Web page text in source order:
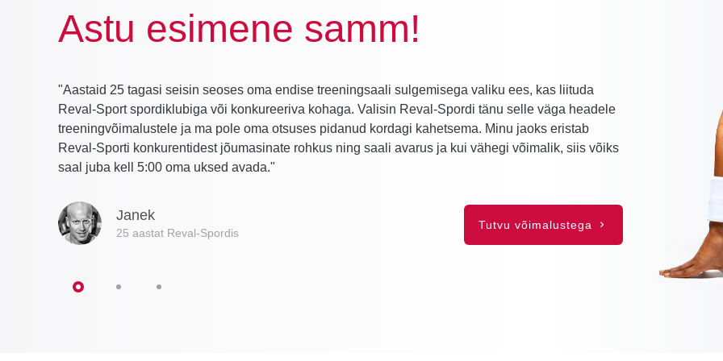
Astu esimene samm!
"Aastaid 25 tagasi seisin seoses oma endise treeningsaali sulgemisega valiku ees, kas liituda
Reval-Sport spordiklubiga või konkureeriva kohaga. Valisin Reval-Spordi tänu selle väga headele
treeningvõimalustele ja ma pole oma otsuses pidanud kordagi kahetsema. Minu jaoks eristab
Reval-Sporti konkurentidest jõumasinate rohkus ning saali avarus ja kui vähegi võimalik, siis võiks
saal juba kell 5:00 oma uksed avada."
Janek
25 aastat Reval-Spordis
Tutvu võimalustega